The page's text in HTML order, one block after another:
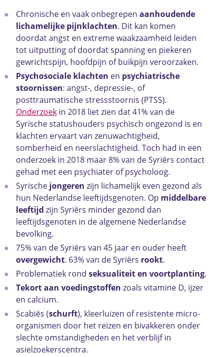
Chronische en vaak onbegrepen aanhoudende
lichamelijke pijnklachten. Dit kan komen
doordat angst en extreme waakzaamheid leiden
tot uitputting of doordat spanning en piekeren
gewrichtspijn, hoofdpijn of buikpijn veroorzaken.
Psychosociale klachten en psychiatrische
stoornissen: angst-, depressie-, of
posttraumatische stressstoornis (PTSS).
Onderzoek in 2018 liet zien dat 41% van de
Syrische statushouders psychisch ongezond is en
klachten ervaart van zenuwachtigheid,
somberheid en neerslachtigheid. Toch had in een
onderzoek in 2018 maar 8% van de Syriërs contact
gehad met een psychiater of psycholoog.
Syrische jongeren zijn lichamelijk even gezond als
hun Nederlandse leeftijdsgenoten. Op middelbare
leeftijd zijn Syriërs minder gezond dan
leeftijdsgenoten in de algemene Nederlandse
bevolking.
75% van de Syriërs van 45 jaar en ouder heeft
overgewicht. 63% van de Syriërs rookt.
Problematiek rond seksualiteit en voortplanting.
Tekort aan voedingstoffen zoals vitamine D, ijzer
en calcium.
Scabiës (schurft), kleerluizen of resistente micro-
organismen door het reizen en bivakkeren onder
slechte omstandigheden en het verblijf in
asielzoekerscentra.